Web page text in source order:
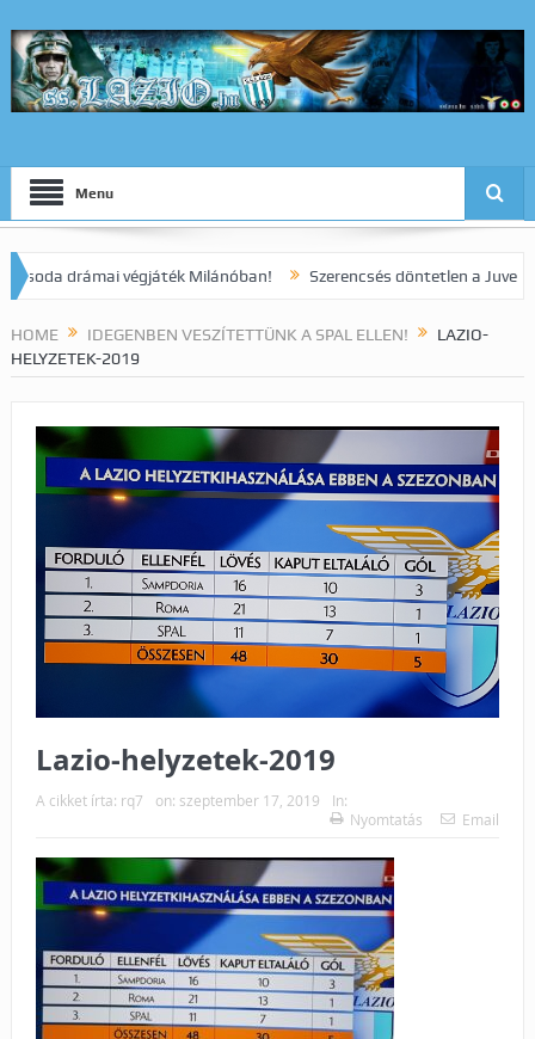
Menu
drámai végjáték Milánóban! Szerencsés döntetlen a Juve elleni
HOME IDEGENBEN VESZÍTETTÜNK A SPAL ELLEN!
LAZIO-
HELYZETEK-2019
Lazio-helyzetek-2019
A cikket írta: rq7 on: szeptember 17, 2019
In:
Nyomtatás
Email